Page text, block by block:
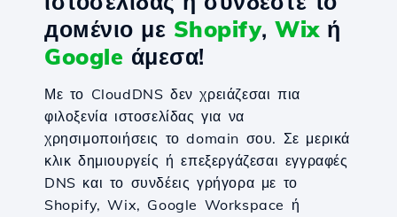
домένιο με Shopify, Wixή
Google άμεσα!
Με το CloudDNS δεν χρειάζεσαι πια
φιλοξενία ιστοσελίδας για να
χρησιμοποιήσεις το domain σου. Σε μερικά
κλικ δημιουργείς ή επεξεργάζεσαι εγγραφές
DNS και το συνδέεις γρήγορα με το
Shopify, Wix, Google Workspace ή